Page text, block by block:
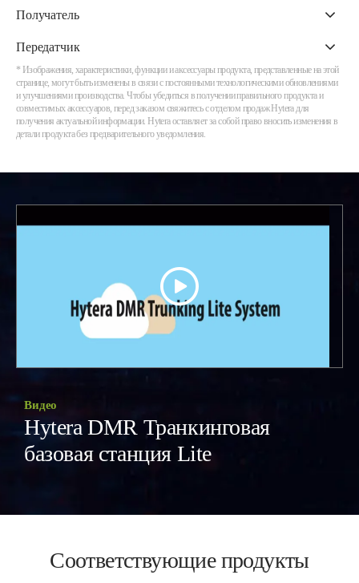
Получатель
Передатчик
* Изображения, характеристики, функции и аксессуары продукта, представленные на этой
странице, могут быть изменены в связи с постоянными технологическими обновлениями
и улучшениями производства. Чтобы убедиться в получении правильного продукта и
совместимых аксессуаров, перед заказом свяжитесь с отделом продаж Hytera для
получения актуальной информации. Hytera оставляет за собой право вносить изменения в
детали продукта без предварительного уведомления.
Видео
Hytera DMR Транкинговая
базовая станция Lite
Соответствующие продукты